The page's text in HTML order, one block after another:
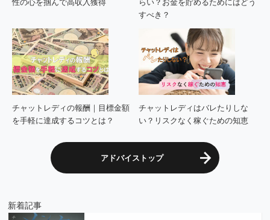
すべき？
チャットレディの報酬｜目標金額
を手軽に達成するコツとは？
チャットレディはバレたりしな
い？リスクなく稼ぐための知恵
アドバイストップ
新着記事